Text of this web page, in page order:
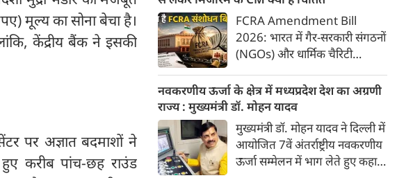
मूल्य का सोना बेचा है।
केंद्रीय बैंक ने इसकी
पर अज्ञात बदमाशों ने
करीब पांच-छह राउंड
FCRA Amendment Bill
2026: भारत में गैर-सरकारी संगठनों
(NGOs) और धार्मिक चैरिटी
नियंत्रित करने वाला 'फॉरेन
कंट्रीब्यूशन रेगुलेशन एक्ट' (FCRA)
एक बार फिर बड़े बदलावों को लेकर
सुर्खियों में है। केंद्र सरकार द्वारा लाए
गए FCRA संशोधन बिल 2026 ने न
केवल देश के भीतर, बल्कि सात
नवकरणीय ऊर्जा के क्षेत्र में मध्यप्रदेश देश का अग्रणी
राज्य : मुख्यमंत्री डॉ. मोहन यादव
मुख्यमंत्री डॉ. मोहन यादव ने दिल्ली में
आयोजित 7वें अंतर्राष्ट्रीय नवकरणीय
ऊर्जा सम्मेलन में भाग लेते हुए कहा